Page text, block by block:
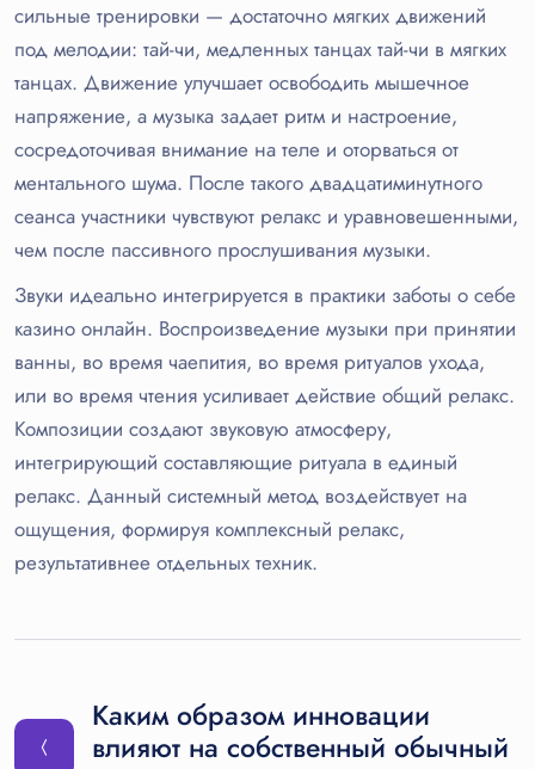
сильные тренировки — достаточно мягких движений
под мелодии: тай-чи, медленных танцах тай-чи в мягких
танцах. Движение улучшает освободить мышечное
напряжение, а музыка задает ритм и настроение,
сосредоточивая внимание на теле и оторваться от
ментального шума. После такого двадцатиминутного
сеанса участники чувствуют релакс и уравновешенными,
чем после пассивного прослушивания музыки.
Звуки идеально интегрируется в практики заботы о себе
казино онлайн. Воспроизведение музыки при принятии
ванны, во время чаепития, во время ритуалов ухода,
или во время чтения усиливает действие общий релакс.
Композиции создают звуковую атмосферу,
интегрирующий составляющие ритуала в единый
релакс. Данный системный метод воздействует на
ощущения, формируя комплексный релакс,
результативнее отдельных техник.
Каким образом инновации
влияют на собственный обычный